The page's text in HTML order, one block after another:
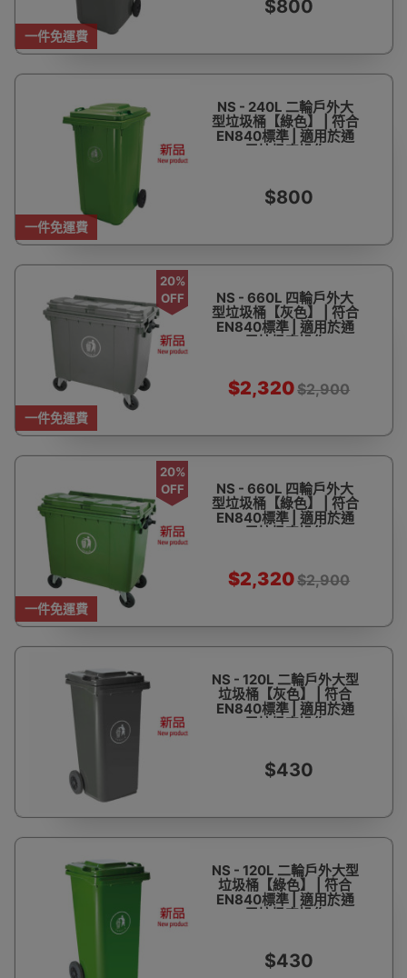
一件免運費
$800
一件免運費
NS - 240L 二輪戶外大
型垃圾桶【綠色】 | 符合
EN840標準 | 適用於通
用垃圾車操作
$800
一件免運費
20%
OFF
NS - 660L 四輪戶外大
型垃圾桶【灰色】 | 符合
EN840標準 | 適用於通
用垃圾車操作
$2,320$2,900
一件免運費
20%
OFF
NS - 660L 四輪戶外大
型垃圾桶【綠色】 | 符合
EN840標準 | 適用於通
用垃圾車操作
$2,320$2,900
NS - 120L 二輪戶外大型
垃圾桶【灰色】 | 符合
EN840標準 | 適用於通
用垃圾車操作
$430
NS - 120L 二輪戶外大型
垃圾桶【綠色】 | 符合
EN840標準 | 適用於通
用垃圾車操作
$430